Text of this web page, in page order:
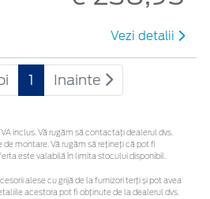
Vezi detalii
1 Inainte
inclus. Vă rugăm să contactaţi dealerul dvs.
montare. Vă rugăm să rețineți că pot fi
este valabilă în limita stocului disponibil.
alese cu grijă de la furnizori terți și pot avea
acestora pot fi obținute de la dealerul dvs.